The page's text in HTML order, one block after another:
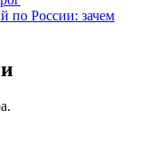
по России: зачем